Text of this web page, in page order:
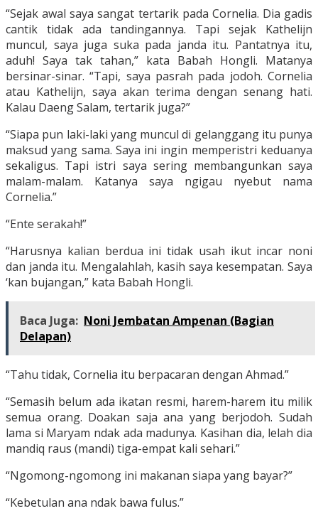
“Sejak awal saya sangat tertarik pada Cornelia. Dia gadis
cantik tidak ada tandingannya. Tapi sejak Kathelijn
muncul, saya juga suka pada janda itu. Pantatnya itu,
aduh! Saya tak tahan,” kata Babah Hongli. Matanya
bersinar-sinar. “Tapi, saya pasrah pada jodoh. Cornelia
atau Kathelijn, saya akan terima dengan senang hati.
Kalau Daeng Salam, tertarik juga?”
“Siapa pun laki-laki yang muncul di gelanggang itu punya
maksud yang sama. Saya ini ingin memperistri keduanya
sekaligus. Tapi istri saya sering membangunkan saya
malam-malam. Katanya saya ngigau nyebut nama
Cornelia.”
“Ente serakah!”
“Harusnya kalian berdua ini tidak usah ikut incar noni
dan janda itu. Mengalahlah, kasih saya kesempatan. Saya
‘kan bujangan,” kata Babah Hongli.
Baca Juga: Noni Jembatan Ampenan (Bagian
Delapan)
“Tahu tidak, Cornelia itu berpacaran dengan Ahmad.”
“Semasih belum ada ikatan resmi, harem-harem itu milik
semua orang. Doakan saja ana yang berjodoh. Sudah
lama si Maryam ndak ada madunya. Kasihan dia, lelah dia
mandiq raus (mandi) tiga-empat kali sehari.”
“Ngomong-ngomong ini makanan siapa yang bayar?”
“Kebetulan ana ndak bawa fulus.”